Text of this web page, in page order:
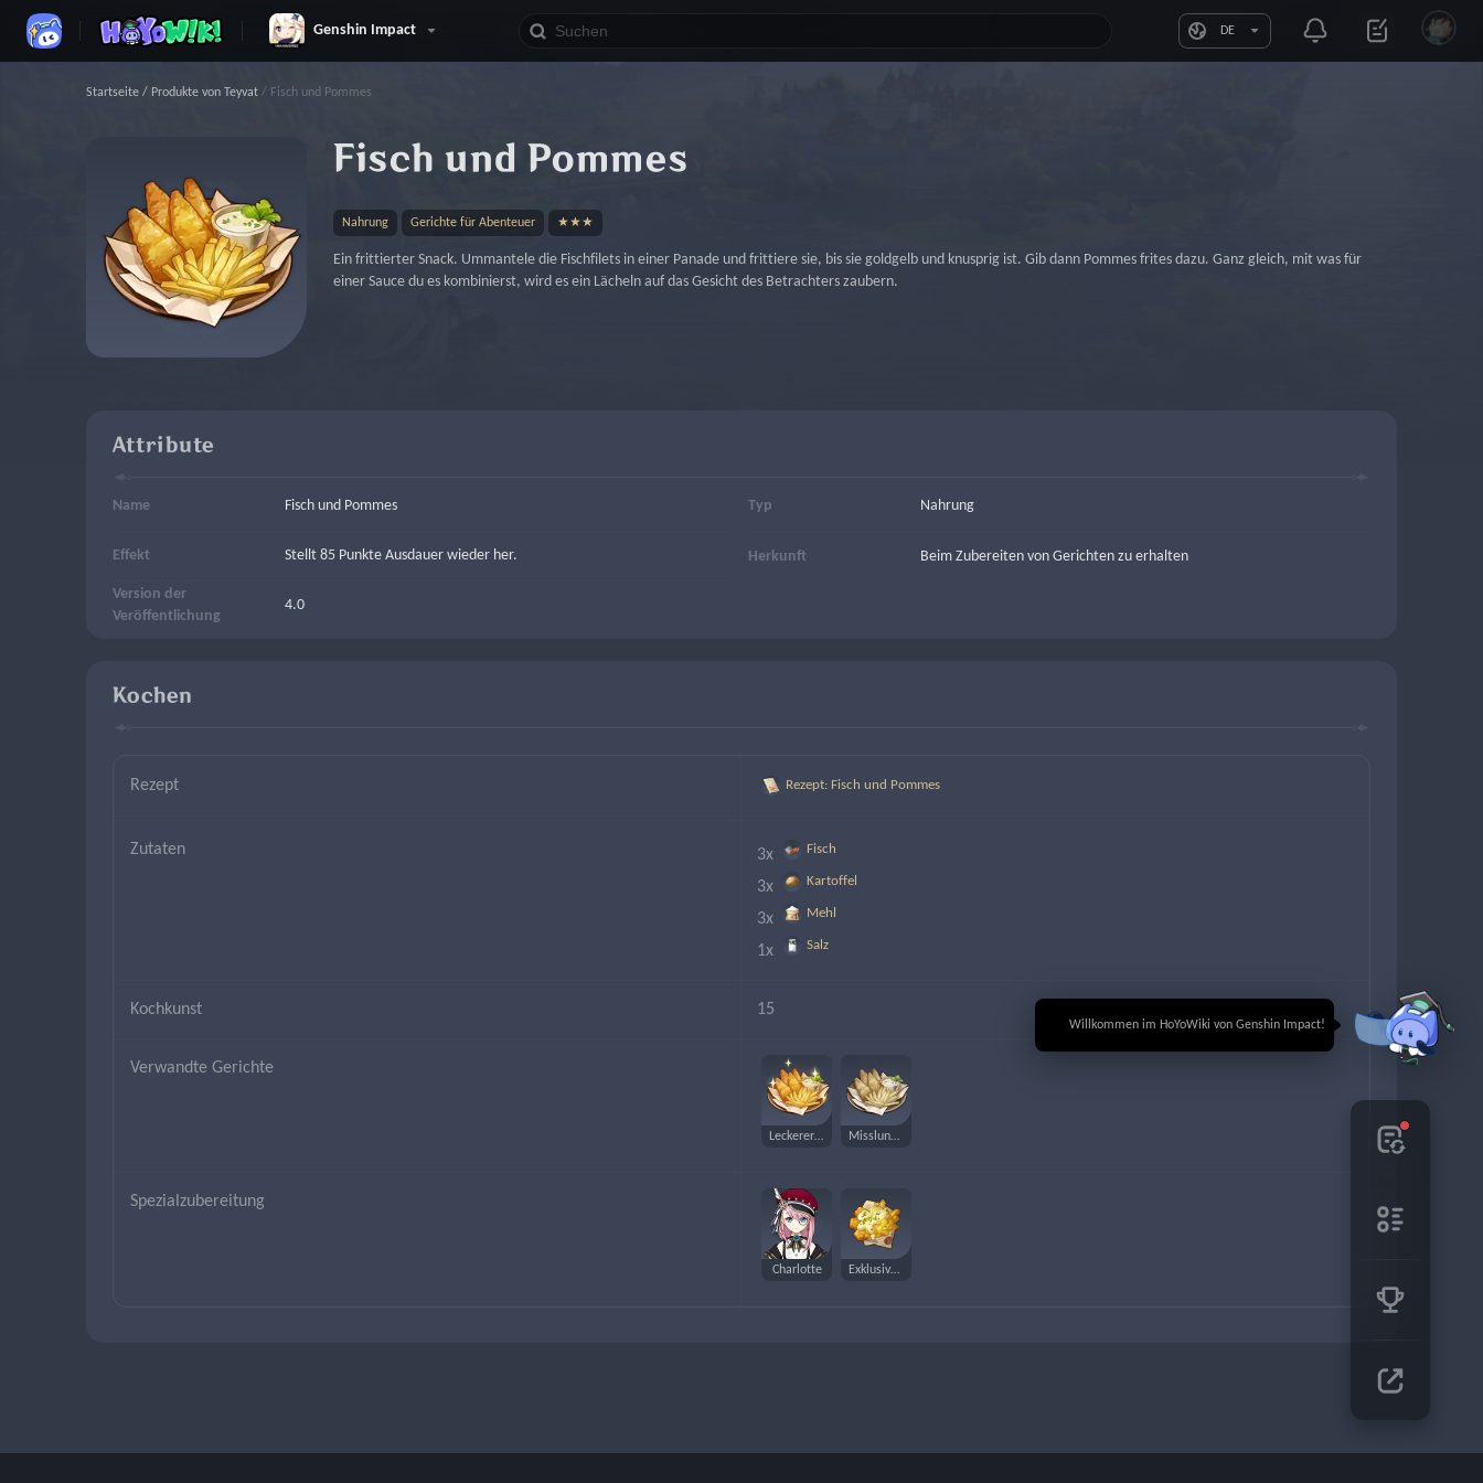
Genshin Impact DE
🎉 Willkommen im HoYoWiki von Genshin Impact!
Startseite / Produkte von Teyvat / Fisch und Pommes
Fisch und Pommes
Nahrung Gerichte für Abenteuer ★★★
Ein frittierter Snack. Ummantele die Fischfilets in einer Panade und frittiere sie, bis sie goldgelb und knusprig ist. Gib dann Pommes frites dazu. Ganz gleich, mit was für
einer Sauce du es kombinierst, wird es ein Lächeln auf das Gesicht des Betrachters zaubern.
Attribute
Name Fisch und Pommes Typ Nahrung
Effekt Stellt 85 Punkte Ausdauer wieder her. Herkunft Beim Zubereiten von Gerichten zu erhalten
Version der
Veröffentlichung
4.0
Kochen
Rezept Rezept: Fisch und Pommes
Zutaten 3x Fisch
3x Kartoffel
3x Mehl
1x Salz
Kochkunst 15
Verwandte Gerichte
Leckerer Fisch und Pommes Misslungener Fisch und Pommes
Spezialzubereitung
Charlotte Exklusive Geheimnisse – Gourmet-Kolumne